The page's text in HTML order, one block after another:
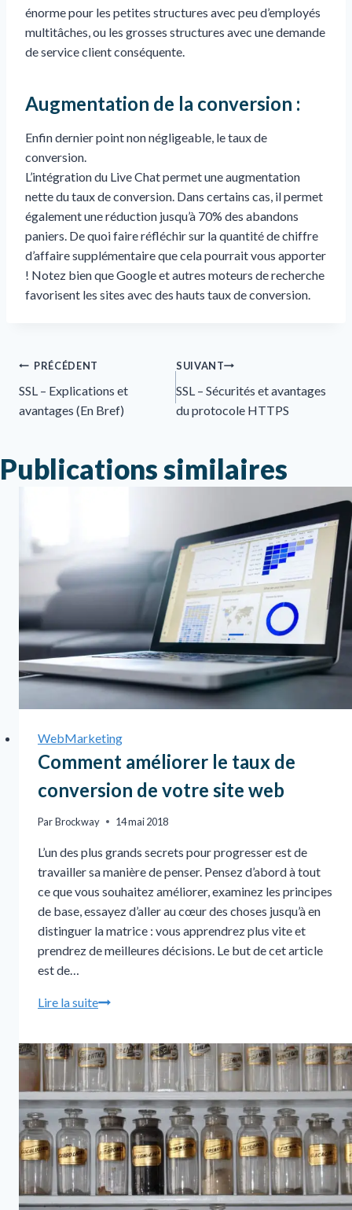
énorme pour les petites structures avec peu d’employés
multitâches, ou les grosses structures avec une demande
de service client conséquente.
Augmentation de la conversion :
Enfin dernier point non négligeable, le taux de
conversion.
L’intégration du Live Chat permet une augmentation
nette du taux de conversion. Dans certains cas, il permet
également une réduction jusqu’à 70% des abandons
paniers. De quoi faire réfléchir sur la quantité de chiffre
d’affaire supplémentaire que cela pourrait vous apporter
! Notez bien que Google et autres moteurs de recherche
favorisent les sites avec des hauts taux de conversion.
PRÉCÉDENT
SSL – Explications et
avantages (En Bref)
SUIVANT
SSL – Sécurités et avantages
du protocole HTTPS
Publications similaires
WebMarketing
Comment améliorer le taux de
conversion de votre site web
ParBrockway 14 mai 2018
L’un des plus grands secrets pour progresser est de
travailler sa manière de penser. Pensez d’abord à tout
ce que vous souhaitez améliorer, examinez les principes
de base, essayez d’aller au cœur des choses jusqu’à en
distinguer la matrice : vous apprendrez plus vite et
prendrez de meilleures décisions. Le but de cet article
est de…
Lire la suite